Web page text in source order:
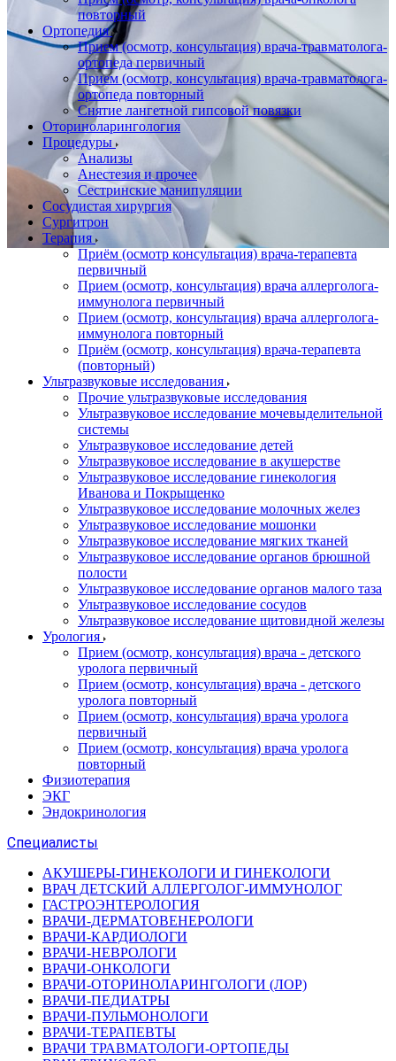
повторный
Ортопедия
Прием (осмотр, консультация) врача-травматолога-
ортопеда первичный
Прием (осмотр, консультация) врача-травматолога-
ортопеда повторный
Снятие лангетной гипсовой повязки
Оториноларингология
Процедуры
Анализы
Анестезия и прочее
Сестринские манипуляции
Сосудистая хирургия
Сургитрон
Терапия
Приём (осмотр консультация) врача-терапевта
первичный
Прием (осмотр, консультация) врача аллерголога-
иммунолога первичный
Прием (осмотр, консультация) врача аллерголога-
иммунолога повторный
Приём (осмотр, консультация) врача-терапевта
(повторный)
Ультразвуковые исследования
Прочие ультразвуковые исследования
Ультразвуковое исследование мочевыделительной
системы
Ультразвуковое исследование детей
Ультразвуковое исследование в акушерстве
Ультразвуковое исследование гинекология
Иванова и Покрыщенко
Ультразвуковое исследование молочных желез
Ультразвуковое исследование мошонки
Ультразвуковое исследование мягких тканей
Ультразвуковое исследование органов брюшной
полости
Ультразвуковое исследование органов малого таза
Ультразвуковое исследование сосудов
Ультразвуковое исследование щитовидной железы
Урология
Прием (осмотр, консультация) врача - детского
уролога первичный
Прием (осмотр, консультация) врача - детского
уролога повторный
Прием (осмотр, консультация) врача уролога
первичный
Прием (осмотр, консультация) врача уролога
повторный
Физиотерапия
ЭКГ
Эндокринология
Специалисты
АКУШЕРЫ-ГИНЕКОЛОГИ И ГИНЕКОЛОГИ
ВРАЧ ДЕТСКИЙ АЛЛЕРГОЛОГ-ИММУНОЛОГ
ГАСТРОЭНТЕРОЛОГИЯ
ВРАЧИ-ДЕРМАТОВЕНЕРОЛОГИ
ВРАЧИ-КАРДИОЛОГИ
ВРАЧИ-НЕВРОЛОГИ
ВРАЧИ-ОНКОЛОГИ
ВРАЧИ-ОТОРИНОЛАРИНГОЛОГИ (ЛОР)
ВРАЧИ-ПЕДИАТРЫ
ВРАЧИ-ПУЛЬМОНОЛОГИ
ВРАЧИ-ТЕРАПЕВТЫ
ВРАЧИ ТРАВМАТОЛОГИ-ОРТОПЕДЫ